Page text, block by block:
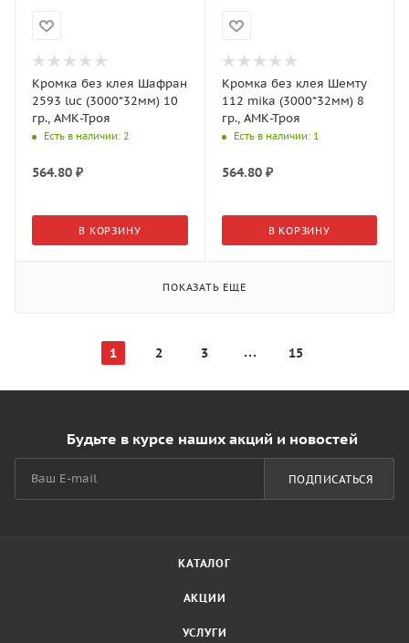
Кромка без клея Шафран
2593 luc (3000*32мм) 10
гр., АМК-Троя
Есть в наличии: 2
564.80 ₽
В КОРЗИНУ
Кромка без клея Шемту
112 mika (3000*32мм) 8
гр., АМК-Троя
Есть в наличии: 1
564.80₽
В КОРЗИНУ
ПОКАЗАТЬ ЕЩЕ
1 2 3 15
Будьте в курсе наших акций и новостей
ПОДПИСАТЬСЯ
КАТАЛОГ
АКЦИИ
УСЛУГИ